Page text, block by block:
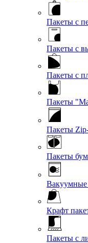
Пакеты с
Пакеты с
Пакеты с
Пакеты
Пакеты
Пакеты
Вакуумные
Крафт
Пакеты с